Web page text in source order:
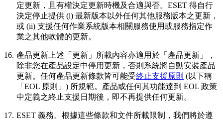
定更新，且有權決定更新時機及合適與否。ESET 得自行
決定停止提供 (i) 最新版本以外任何其他服務版本之更新，
或 (ii) 支援任何作業系統版本相關服務使用或服務指定作
業之其他軟體的更新。
16. 產品更新上述「更新」所載內容亦適用於「產品更新」，
除非您在產品設定中停用更新，否則系統將自動安裝產品
更新。任何產品更新條款皆可能受終止支援原則 (以下稱
「EOL 原則」) 所規範。產品或任何其功能達到 EOL 政策
中定義之終止支援日期後，即不再提供任何更新。
17. ESET 義務。 根據這些條款和文件所載限制，我們將於遵